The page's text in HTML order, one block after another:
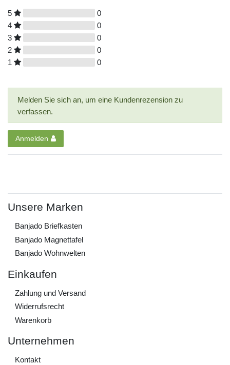
5
0
4
0
3
0
2
0
1
0
Melden Sie sich an, um eine Kundenrezension zu
verfassen.
Anmelden
Unsere Marken
Banjado Briefkasten
Banjado Magnettafel
Banjado Wohnwelten
Einkaufen
Zahlung und Versand
Widerrufs­recht
Warenkorb
Unternehmen
Kontakt